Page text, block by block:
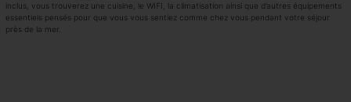
inclus, vous trouverez une cuisine, le WIFI, la climatisation ainsi que d’autres équipements
essentiels pensés pour que vous vous sentiez comme chez vous pendant votre séjour
près de la mer.